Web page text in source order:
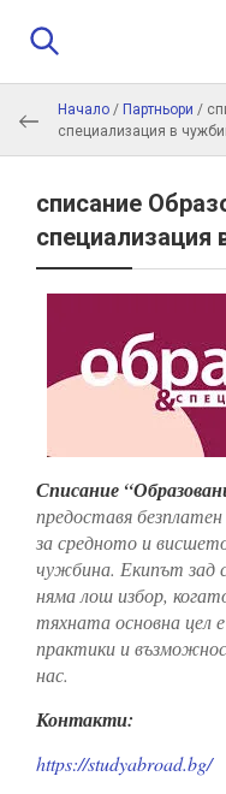
Начало / Партньори /
специализация в
списание
специализация
Списание
предоставя
за средното и
чужбина. Екипът зад
няма лош избор,
тяхната основна цел
практики и
нас.
Контакти:
https://studyabroad.bg/